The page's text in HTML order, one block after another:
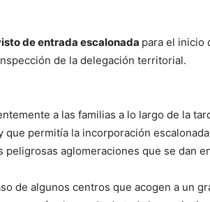
de entrada escalonada para el inicio
de la delegación territorial.
a las familias a lo largo de la
que permitía la incorporación
aglomeraciones que se dan
de algunos centros que acogen a un